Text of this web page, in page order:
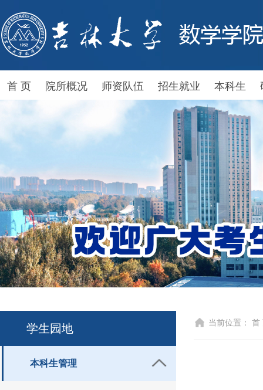
首 页 院所概况 师资队伍 招生就业 本科生
学生园地
本科生管理
当前位置： 首